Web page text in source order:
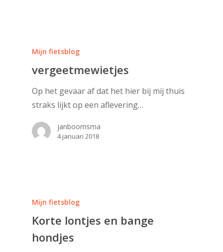
Mijn fietsblog
vergeetmewietjes
Op het gevaar af dat het hier bij mij thuis
straks lijkt op een aflevering…
janboomsma
4 januari 2018
Mijn fietsblog
Korte lontjes en bange
hondjes